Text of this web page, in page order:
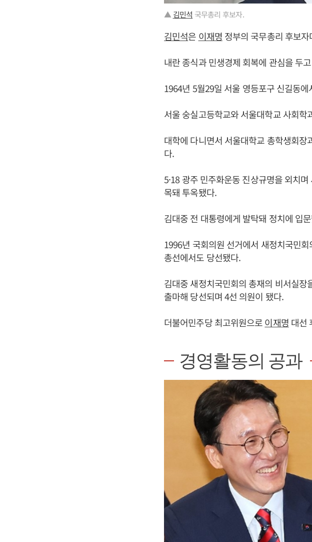
▲ 김민석 국무총리 후보자.
김민석은 이재명 정부의 국무총리 후보자
내란 종식과 민생경제 회복에 관심을 두
1964년 5월29일 서울 영등포구 신길동에
서울 숭실고등학교와 서울대학교 사회학
대학에 다니면서 서울대학교 총학생회
다.
5·18 광주 민주화운동 진상규명을 외치
목돼 투옥됐다.
김대중 전 대통령에게 발탁돼 정치에 입
1996년 국회의원 선거에서 새정치국민
총선에서도 당선됐다.
김대중 새정치국민회의 총재의 비서실
출마해 당선되며 4선 의원이 됐다.
더불어민주당 최고위원으로이재명 대선
경영활동의 공과